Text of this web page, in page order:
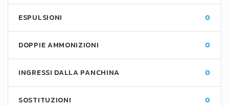
ESPULSIONI 0
DOPPIE AMMONIZIONI 0
INGRESSI DALLA PANCHINA 0
SOSTITUZIONI 0